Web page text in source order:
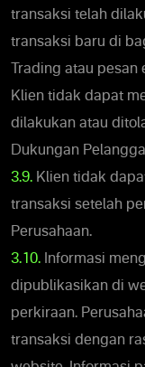
transaksi telah
transaksi baru di
Trading atau
Klien tidak dapat
dilakukan atau
Dukungan
3.9. Klien tidak
transaksi setelah
Perusahaan.
3.10. Informasi
dipublikasikan di
perkiraan.
transaksi dengan